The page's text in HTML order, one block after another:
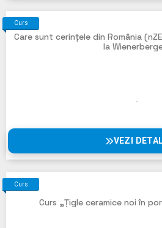
Curs
Care sunt cerințele din România
la
VEZI
Curs
Curs „Țigle ceramice noi în